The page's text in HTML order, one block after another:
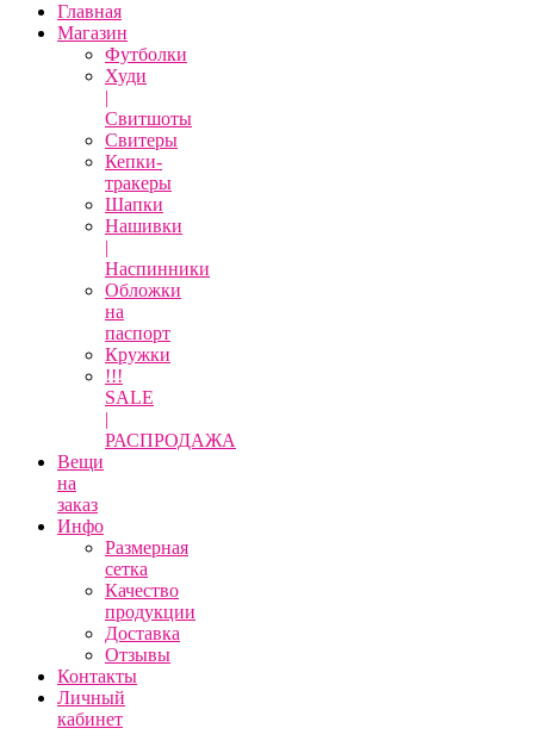
Главная
Магазин
Футболки
Худи
|
Свитшоты
Свитеры
Кепки-
тракеры
Шапки
Нашивки
|
Наспинники
Обложки
на
паспорт
Кружки
!!!
SALE
|
РАСПРОДАЖА
Вещи
на
заказ
Инфо
Размерная
сетка
Качество
продукции
Доставка
Отзывы
Контакты
Личный
кабинет